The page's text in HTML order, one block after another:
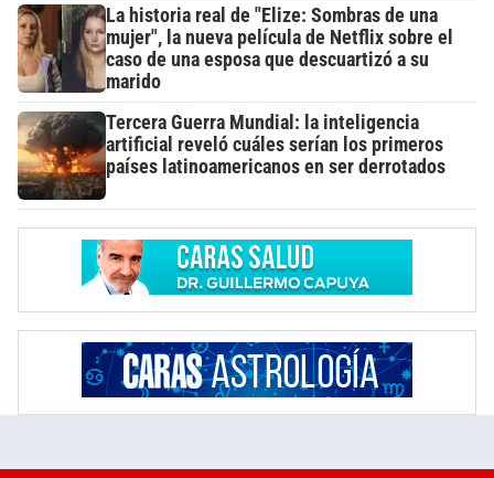
La historia real de "Elize: Sombras de una
mujer", la nueva película de Netflix sobre el
caso de una esposa que descuartizó a su
marido
Tercera Guerra Mundial: la inteligencia
artificial reveló cuáles serían los primeros
países latinoamericanos en ser derrotados